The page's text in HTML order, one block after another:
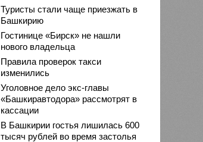
Туристы стали чаще приезжать в
Башкирию
Гостинице «Бирск» не нашли
нового владельца
Правила проверок такси
изменились
Уголовное дело экс-главы
«Башкиравтодора» рассмотрят в
кассации
В Башкирии гостья лишилась 600
тысяч рублей во время застолья